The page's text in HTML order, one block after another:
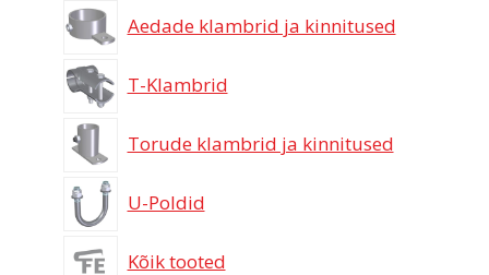
Aedade klambrid ja kinnitused
T-Klambrid
Torude klambrid ja kinnitused
U-Poldid
Kõik tooted